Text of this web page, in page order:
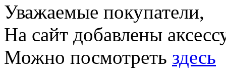
Уважаемые покупатели,
На сайт добавлены
Можно посмотреть здесь